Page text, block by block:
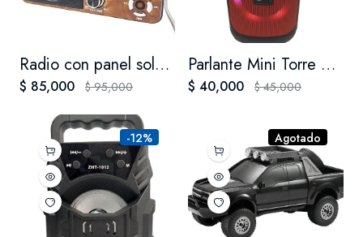
Radio con panel solar - Bluetooth- FM, AM - USB - SD
$ 85,000 $ 95,000
Parlante Mini Torre Sonido Fly S-170
$ 40,000 $ 45,000
-12% Agotado